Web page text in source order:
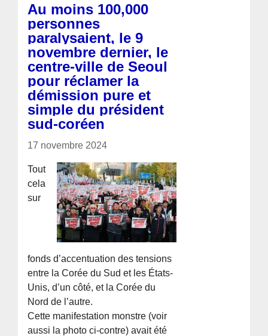
Au moins 100,000
personnes
paralysaient, le 9
novembre dernier, le
centre-ville de Seoul
pour réclamer la
démission pure et
simple du président
sud-coréen
17 novembre 2024
Tout
cela
sur
fonds d’accentuation des tensions
entre la Corée du Sud et les États-
Unis, d’un côté, et la Corée du
Nord de l’autre.
Cette manifestation monstre (voir
aussi la photo ci-contre) avait été